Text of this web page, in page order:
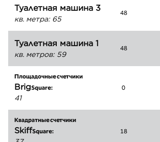
Туалетная машина 3
кв. метра: 65
48
Туалетная машина 1
кв. метров: 59
48
Площадочные счетчики
BrigSquare:
41
0
Квадратные счетчики
SkiffSquare: 18